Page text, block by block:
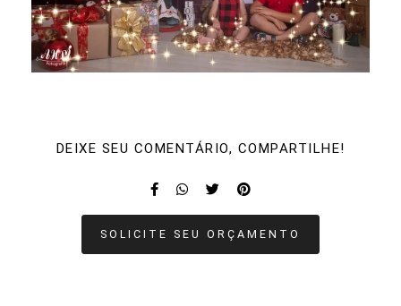
DEIXE SEU COMENTÁRIO, COMPARTILHE!
SOLICITE SEU ORÇAMENTO